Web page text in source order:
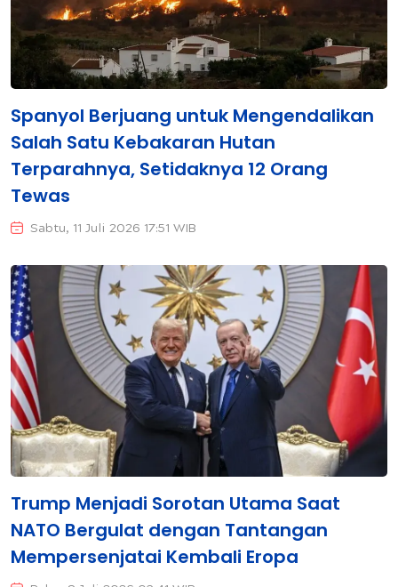
Spanyol Berjuang untuk Mengendalikan
Salah Satu Kebakaran Hutan
Terparahnya, Setidaknya 12 Orang
Tewas
Sabtu, 11 Juli 2026 17:51 WIB
Trump Menjadi Sorotan Utama Saat
NATO Bergulat dengan Tantangan
Mempersenjatai Kembali Eropa